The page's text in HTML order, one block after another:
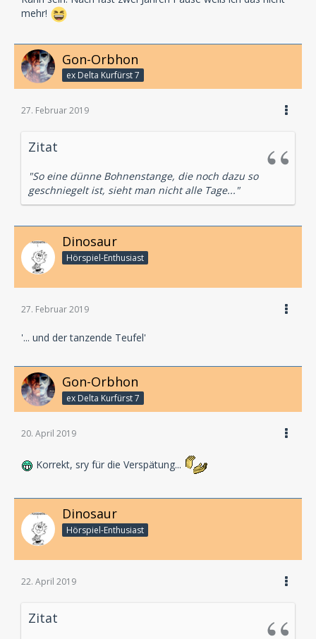
mehr!
Gon-Orbhon
ex Delta Kurfürst 7
27. Februar 2019
Zitat
"So eine dünne Bohnenstange, die noch dazu so
geschniegelt ist, sieht man nicht alle Tage..."
Dinosaur
Hörspiel-En­thu­si­ast
27. Februar 2019
'... und der tanzende Teufel'
Gon-Orbhon
ex Delta Kurfürst 7
20. April 2019
Korrekt, sry für die Verspätung...
Dinosaur
Hörspiel-En­thu­si­ast
22. April 2019
Zitat